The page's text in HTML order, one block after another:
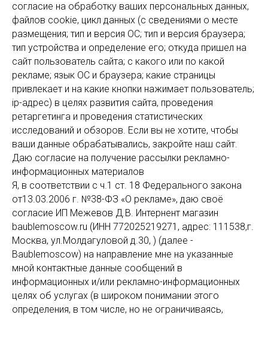
согласие на обработку ваших персональных данных,
файлов cookie, цикл данных (с сведениями о месте
размещения; тип и версия ОС; тип и версия браузера;
тип устройства и определение его; откуда пришел на
сайт пользователь сайта; с какого или по какой
рекламе; язык ОС и браузера; какие страницы
привлекает и на какие кнопки нажимает пользователь;
ip-адрес) в целях развития сайта, проведения
ретаргетинга и проведения статистических
исследований и обзоров. Если вы не хотите, чтобы
ваши данные обрабатывались, закройте наш сайт.
Даю согласие на получение рассылки рекламно-
информационных материалов
Я, в соответствии с ч.1 ст. 18 Федерального закона
от13.03.2006 г. №38-ФЗ «О рекламе», даю своё
согласие ИП Межевов Д.В. Интернент магазин
baublemoscow.ru (ИНН 772025219271, адрес: 111538,г.
Москва, ул.Молдагуловой д.30, ) (далее -
Baublemoscow) на направление мне на указанные
мной контактные данные сообщений в
информационных и/или рекламно-информационных
целях об услугах (в широком понимании этого
определения, в том числе, но не ограничиваясь,